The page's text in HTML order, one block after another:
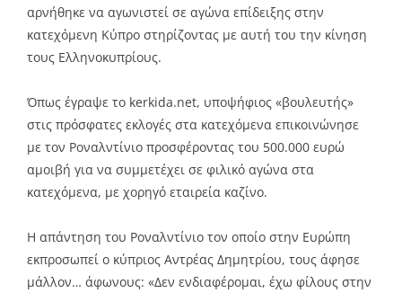
αρνήθηκε να αγωνιστεί σε αγώνα επίδειξης στην
κατεχόμενη Κύπρο στηρίζοντας με αυτή του την κίνηση
τους Ελληνοκυπρίους.
Όπως έγραψε το kerkida.net, υποψήφιος «βουλευτής»
στις πρόσφατες εκλογές στα κατεχόμενα επικοινώνησε
με τον Ροναλντίνιο προσφέροντας του 500.000 ευρώ
αμοιβή για να συμμετέχει σε φιλικό αγώνα στα
κατεχόμενα, με χορηγό εταιρεία καζίνο.
Η απάντηση του Ροναλντίνιο τον οποίο στην Ευρώπη
εκπροσωπεί ο κύπριος Αντρέας Δημητρίου, τους άφησε
μάλλον… άφωνους: «Δεν ενδιαφέρομαι, έχω φίλους στην